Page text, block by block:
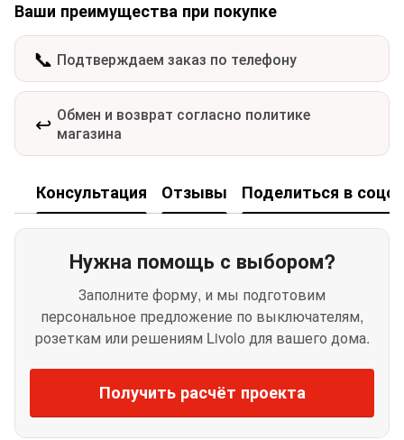
Ваши преимущества при покупке
📞 Подтверждаем заказ по телефону
↩️ Обмен и возврат согласно политике
магазина
Консультация Отзывы Поделиться в
Нужна помощь с выбором?
Заполните форму, и мы подготовим
персональное предложение по выключателям,
розеткам или решениям Livolo для вашего дома.
Получить расчёт проекта